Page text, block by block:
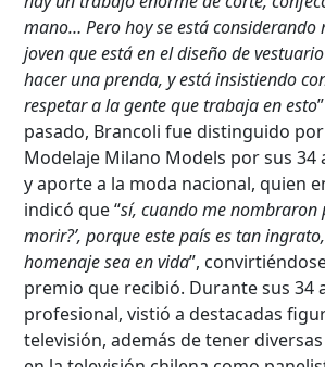
mano… Pero hoy se está considerando
joven que está en el diseño de
hacer una prenda, y está insistiendo
respetar a la gente que trabaja en esto
pasado, Brancoli fue distinguido
Modelaje Milano Models por sus 34
y aporte a la moda nacional, quien
indicó que “sí, cuando me nombraron
morir?’, porque este país es tan
homenaje sea en vida”,
premio que recibió. Durante sus 34
profesional, vistió a destacadas
televisión, además de tener
Búsqueda Avanzada
Carrera
Palabra clave